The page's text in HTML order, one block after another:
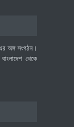
অঙ্গ সংগঠন।
থেকে